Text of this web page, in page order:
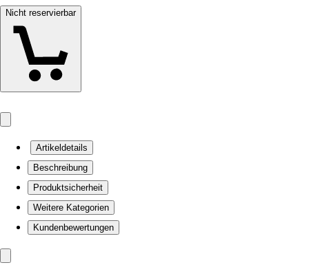
Nicht reservierbar
Artikeldetails
Beschreibung
Produktsicherheit
Weitere Kategorien
Kundenbewertungen